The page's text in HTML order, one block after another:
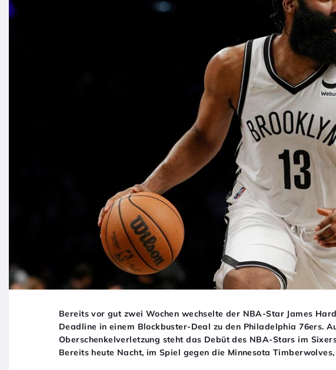
Bereits vor gut zwei Wochen wechselte der NBA-Star James
Deadline in einem Blockbuster-Deal zu den Philadelphia 76ers.
Oberschenkelverletzung steht das Debüt des NBA-Stars im
Bereits heute Nacht, im Spiel gegen die Minnesota